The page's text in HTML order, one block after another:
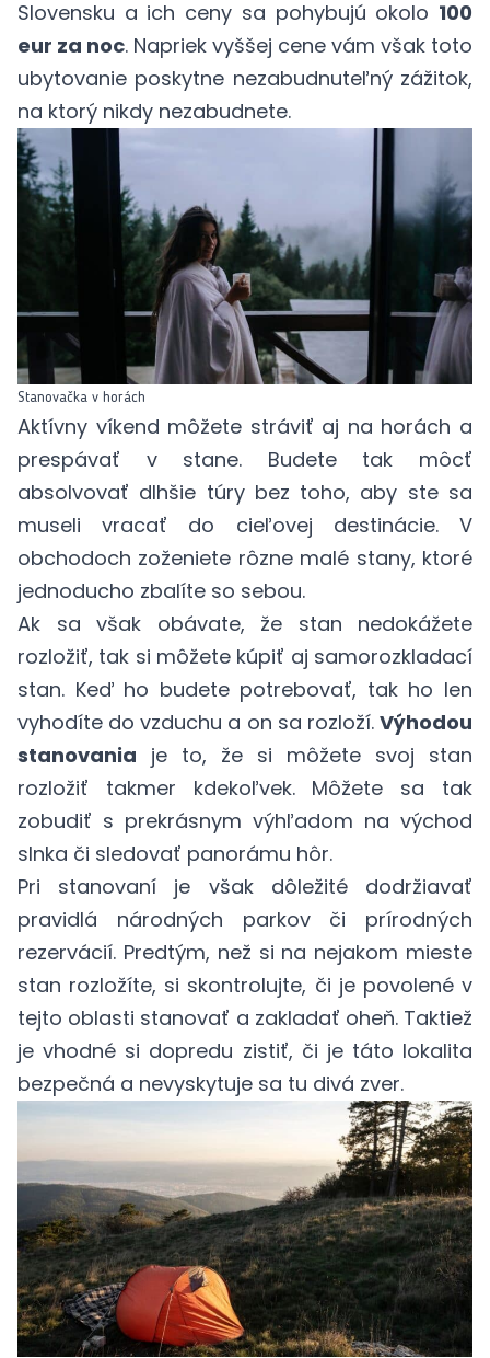
Slovensku a ich ceny sa pohybujú okolo 100
eur za noc. Napriek vyššej cene vám však toto
ubytovanie poskytne nezabudnuteľný zážitok,
na ktorý nikdy nezabudnete.
Stanovačka v horách
Aktívny víkend môžete stráviť aj na horách a
prespávať v stane. Budete tak môcť
absolvovať dlhšie túry bez toho, aby ste sa
museli vracať do cieľovej destinácie. V
obchodoch zoženiete rôzne malé stany, ktoré
jednoducho zbalíte so sebou.
Ak sa však obávate, že stan nedokážete
rozložiť, tak si môžete kúpiť aj samorozkladací
stan. Keď ho budete potrebovať, tak ho len
vyhodíte do vzduchu a on sa rozloží. Výhodou
stanovania je to, že si môžete svoj stan
rozložiť takmer kdekoľvek. Môžete sa tak
zobudiť s prekrásnym výhľadom na východ
slnka či sledovať panorámu hôr.
Pri stanovaní je však dôležité dodržiavať
pravidlá národných parkov či prírodných
rezervácií. Predtým, než si na nejakom mieste
stan rozložíte, si skontrolujte, či je povolené v
tejto oblasti stanovať a zakladať oheň. Taktiež
je vhodné si dopredu zistiť, či je táto lokalita
bezpečná a nevyskytuje sa tu divá zver.